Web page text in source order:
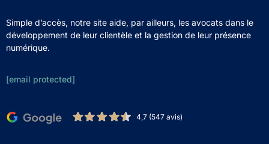
Simple d’accès, notre site aide, par ailleurs, les avocats dans le
développement de leur clientèle et la gestion de leur présence
numérique.
[email protected]
4,7 (547 avis)